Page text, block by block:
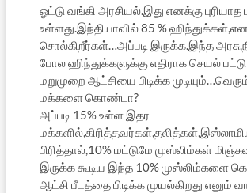
ஓட்டு வங்கி அரசியல்.இது எனக்கு புரியாத
உள்ளது.இந்தியாவில் 85 %
சொல்கிறீர்கள்…அப்படி இருக்க.இந்த
போல ஹிந்துக்களுக்கு எதிராக செயல் பட்டு
மறுமுறை ஆட்சியை பிடிக்க
மக்களை கொண்டா?
அப்படி 15% உள்ள இதர
பிரித்தால்,10% மட்டுமே முஸ்லிம்கள்
இருக்க கூடிய இந்த 10% முஸ்லிம்களை
ஆட்சி பீடத்தை பிடிக்க முயல்கிறது எனும்